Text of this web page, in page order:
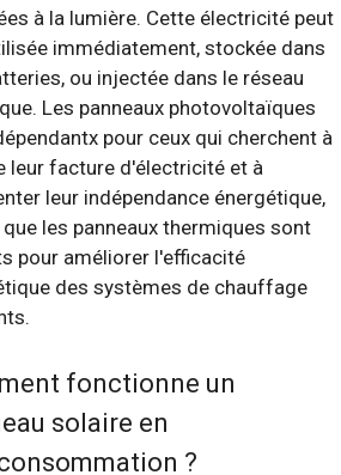
à la lumière. Cette électricité peut
immédiatement, stockée dans
ou injectée dans le réseau
Les panneaux photovoltaïques
pour ceux qui cherchent à
leur facture d'électricité et à
leur indépendance énergétique,
les panneaux thermiques sont
pour améliorer l'efficacité
des systèmes de chauffage
fonctionne un
solaire en
?